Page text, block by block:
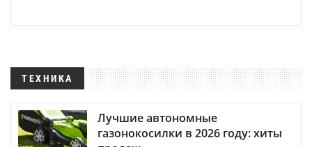
ТЕХНИКА
Лучшие автономные
газонокосилки в 2026 году: хиты